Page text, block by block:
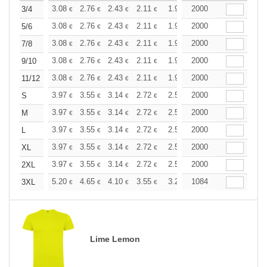
3/4 3.08 € 2.76 € 2.43 € 2.11 € 1.95 1.86
2000
5/6
3.08 € 2.76 € 2.43 € 2.11 € 1.95 1.86
2000
7/8
3.08 € 2.76 € 2.43 € 2.11 € 1.95 1.86
2000
9/10
3.08 € 2.76 € 2.43 € 2.11 € 1.95 1.86
2000
11/12
3.08 € 2.76 € 2.43 € 2.11 € 1.95 1.86
2000
S
3.97 € 3.55 € 3.14 € 2.72 € 2.51 2.40
2000
M
3.97 € 3.55 € 3.14 € 2.72 € 2.51 2.40
2000
L
3.97 € 3.55 € 3.14 € 2.72 € 2.51 2.40
2000
XL
3.97 € 3.55 € 3.14 € 2.72 € 2.51 2.40
2000
2XL
3.97 € 3.55 € 3.14 € 2.72 € 2.51 2.40
2000
3XL
5.20 € 4.65 € 4.10 € 3.55 € 3.28 3.14
1084
Lime Lemon